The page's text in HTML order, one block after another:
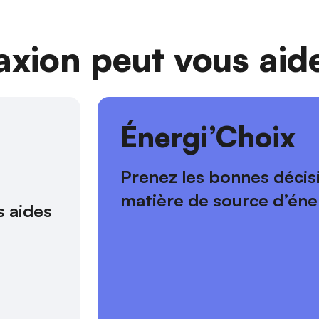
peut vous
aides
Énergi’Choix
Prenez les bonnes
matière de source